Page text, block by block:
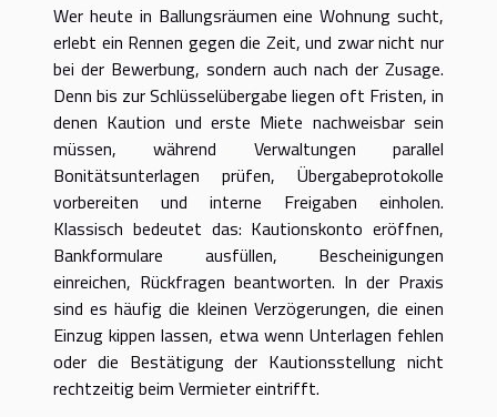
Wer heute in Ballungsräumen eine Wohnung sucht,
erlebt ein Rennen gegen die Zeit, und zwar nicht nur
bei der Bewerbung, sondern auch nach der Zusage.
Denn bis zur Schlüsselübergabe liegen oft Fristen, in
denen Kaution und erste Miete nachweisbar sein
müssen, während Verwaltungen parallel
Bonitätsunterlagen prüfen, Übergabeprotokolle
vorbereiten und interne Freigaben einholen.
Klassisch bedeutet das: Kautionskonto eröffnen,
Bankformulare ausfüllen, Bescheinigungen
einreichen, Rückfragen beantworten. In der Praxis
sind es häufig die kleinen Verzögerungen, die einen
Einzug kippen lassen, etwa wenn Unterlagen fehlen
oder die Bestätigung der Kautionsstellung nicht
rechtzeitig beim Vermieter eintrifft.